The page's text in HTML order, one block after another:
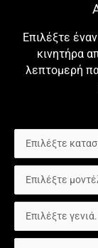
Επιλέξτε
κινητήρα
λεπτομερή